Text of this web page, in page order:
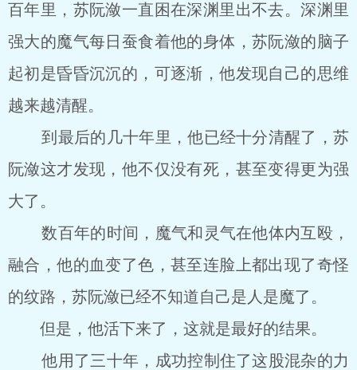
百年里，苏阮潋一直困在深渊里出不去。深渊里
强大的魔气每日蚕食着他的身体，苏阮潋的脑子
起初是昏昏沉沉的，可逐渐，他发现自己的思维
越来越清醒。
到最后的几十年里，他已经十分清醒了，苏
阮潋这才发现，他不仅没有死，甚至变得更为强
大了。
数百年的时间，魔气和灵气在他体内互殴，
融合，他的血变了色，甚至连脸上都出现了奇怪
的纹路，苏阮潋已经不知道自己是人是魔了。
但是，他活下来了，这就是最好的结果。
他用了三十年，成功控制住了这股混杂的力